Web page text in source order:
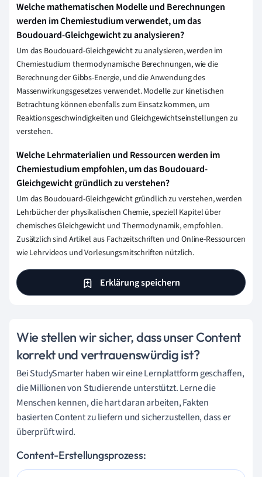
Welche mathematischen Modelle und Berechnungen
werden im Chemiestudium verwendet, um das
Boudouard-Gleichgewicht zu analysieren?
Um das Boudouard-Gleichgewicht zu analysieren, werden im
Chemiestudium thermodynamische Berechnungen, wie die
Berechnung der Gibbs-Energie, und die Anwendung des
Massenwirkungsgesetzes verwendet. Modelle zur kinetischen
Betrachtung können ebenfalls zum Einsatz kommen, um
Reaktionsgeschwindigkeiten und Gleichgewichtseinstellungen zu
verstehen.
Welche Lehrmaterialien und Ressourcen werden im
Chemiestudium empfohlen, um das Boudouard-
Gleichgewicht gründlich zu verstehen?
Um das Boudouard-Gleichgewicht gründlich zu verstehen, werden
Lehrbücher der physikalischen Chemie, speziell Kapitel über
chemisches Gleichgewicht und Thermodynamik, empfohlen.
Zusätzlich sind Artikel aus Fachzeitschriften und Online-Ressourcen
wie Lehrvideos und Vorlesungsmitschriften nützlich.
Erklärung speichern
Wie stellen wir sicher, dass unser Content
korrekt und vertrauenswürdig ist?
Bei StudySmarter haben wir eine Lernplattform geschaffen,
die Millionen von Studierende unterstützt. Lerne die
Menschen kennen, die hart daran arbeiten, Fakten
basierten Content zu liefern und sicherzustellen, dass er
überprüft wird.
Content-Erstellungsprozess: